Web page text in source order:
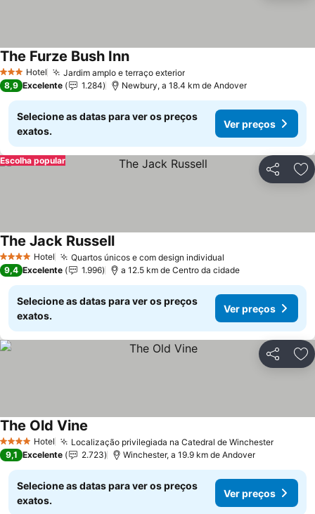
3 EstrelasHotel Jardim amplo e terraço exteriorVer preços
The Furze Bush InnVer preços
8,9 Excelente 1.284 Newbury, a 18.4 km de Andover
Selecione as datas para ver os preços
exatos.
Ver preços
Partilhar
Escolha popular
4 EstrelasHotel Quartos únicos e com design individual
The Jack RussellVer preços
9,4 Excelente 1.996 a 12.5 km de Centro da cidade
Selecione as datas para ver os preços
exatos.
Ver preços
Partilhar
4 EstrelasHotel Localização privilegiada na Catedral de WinchesterVer
The Old Vine
9,1 Excelente 2.723 Winchester, a 19.9 km de Andover
Selecione as datas para ver os preços
exatos.
Ver preços